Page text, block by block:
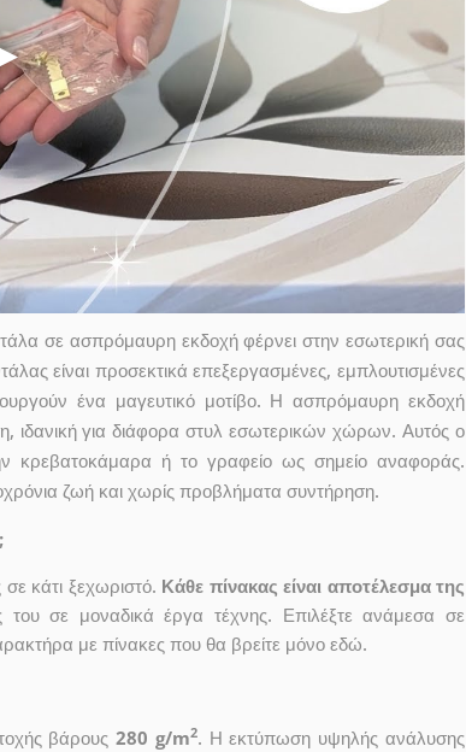
σε ασπρόμαυρη εκδοχή φέρνει στην εσωτερική σας
είναι προσεκτικά επεξεργασμένες, εμπλουτισμένες
ένα μαγευτικό μοτίβο. Η ασπρόμαυρη εκδοχή
ιδανική για διάφορα στυλ εσωτερικών χώρων. Αυτός ο
κρεβατοκάμαρα ή το γραφείο ως σημείο αναφοράς.
ζωή και χωρίς προβλήματα συντήρηση.
κάτι ξεχωριστό. Κάθε πίνακας είναι αποτέλεσμα της
του σε μοναδικά έργα τέχνης. Επιλέξτε ανάμεσα σε
με πίνακες που θα βρείτε μόνο εδώ.
βάρους280 g/m2. Η εκτύπωση υψηλής ανάλυσης